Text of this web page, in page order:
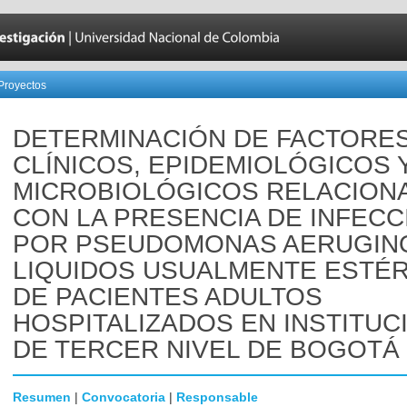
DETERMINACIÓN DE
CLÍNICOS, EPIDEMIOLÓGICOS
MICROBIOLÓGICOS
CON LA PRESENCIA DE
POR PSEUDOMONAS
LIQUIDOS USUALMENTE
DE PACIENTES ADULTOS
HOSPITALIZADOS EN
DE TERCER NIVEL DE BOGOTÁ
Resumen | Convocatoria | Responsable